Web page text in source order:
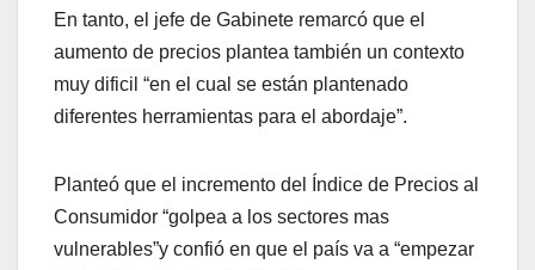
En tanto, el jefe de Gabinete remarcó que el
aumento de precios plantea también un contexto
muy dificil “en el cual se están plantenado
diferentes herramientas para el abordaje”.
Planteó que el incremento del Índice de Precios al
Consumidor “golpea a los sectores mas
vulnerables”y confió en que el país va a “empezar